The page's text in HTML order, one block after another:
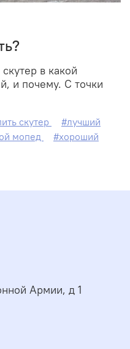
в какой
и почему. С точки
скутер
#лучший
мопед
#хороший
Армии, д 1